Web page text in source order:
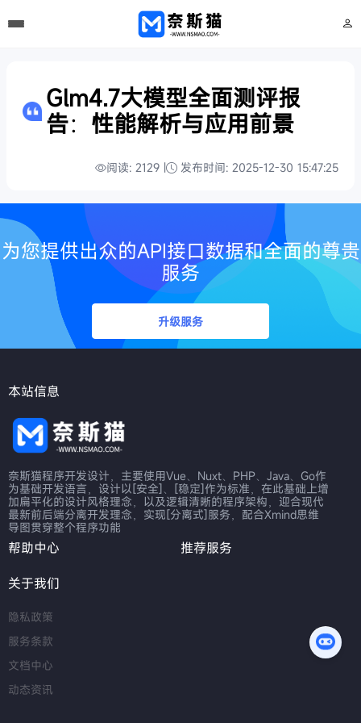
Glm4.7大模型全面测评报
告：性能解析与应用前景
阅读: 2129 | 发布时间: 2025-12-30 15:47:25
为您提供出众的API接口数据和全面的尊贵
服务
升级服务
本站信息
奈斯猫程序开发设计，主要使用Vue、Nuxt、PHP、Java、Go作
为基础开发语言，设计以[安全]、[稳定]作为标准，在此基础上增
加扁平化的设计风格理念，以及逻辑清晰的程序架构，迎合现代
最新前后端分离开发理念，实现[分离式]服务，配合Xmind思维
导图贯穿整个程序功能
帮助中心
推荐服务
关于我们
隐私政策
服务条款
文档中心
动态资讯